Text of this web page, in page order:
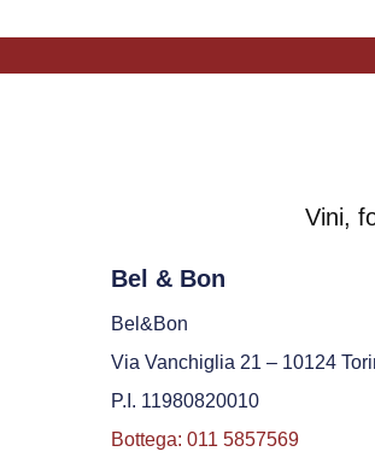
Vini,
Bel & Bon
Bel&Bon
Via Vanchiglia 21 – 10124
P.I. 11980820010
Bottega: 011 5857569